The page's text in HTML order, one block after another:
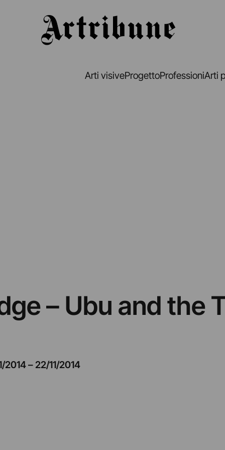
Arti visiveProgettoProfessioniArti
– Ubu and the
2014– 22/11/2014